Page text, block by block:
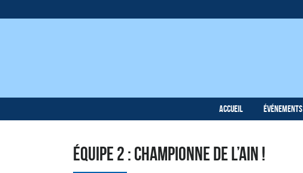
Accueil Événements
Équipe 2 : Championne de l’Ain !